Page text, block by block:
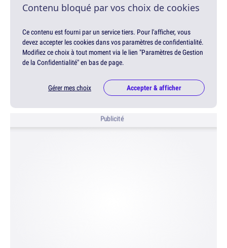
Contenu bloqué par vos choix de cookies
Ce contenu est fourni par un service tiers. Pour l'afficher, vous
devez accepter les cookies dans vos paramètres de confidentialité.
Modifiez ce choix à tout moment via le lien "Paramètres de Gestion
de la Confidentialité" en bas de page.
Gérer mes choix Accepter & afficher
Publicité